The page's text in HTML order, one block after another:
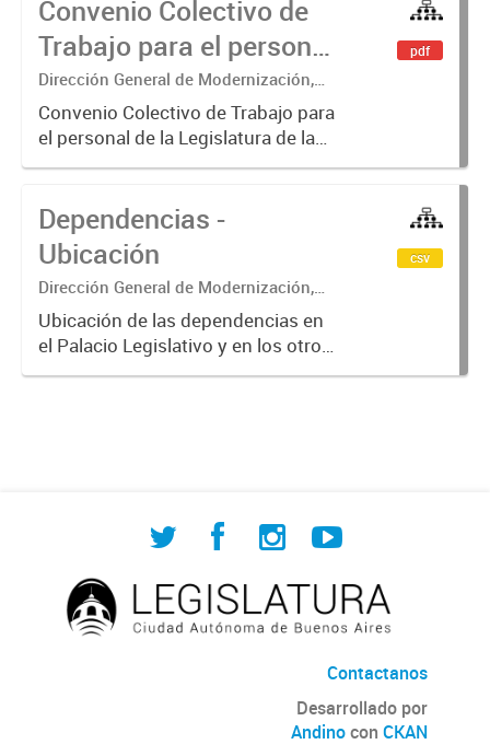
Convenio Colectivo de
Trabajo para el personal
de la Legislatura
Dirección General de Modernización,
Sustentabilidad y Fortalecimiento
Institucional
Convenio Colectivo de Trabajo para
el personal de la Legislatura de la
Ciudad Autónoma de Buenos Aires.
pdf
Dependencias -
Ubicación
Dirección General de Modernización,
Sustentabilidad y Fortalecimiento
Institucional
Ubicación de las dependencias en
el Palacio Legislativo y en los otros
edificios de la Legislatura
csv
Contactanos
Desarrollado por
Andinocon CKAN